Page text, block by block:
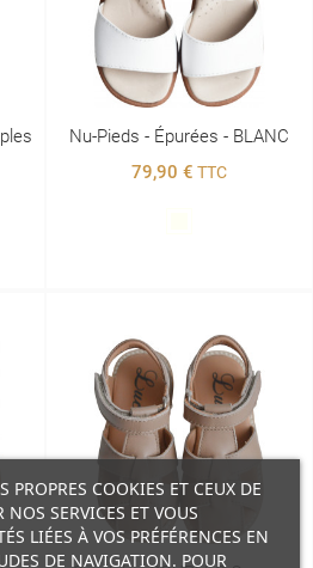
Nu-Pieds - Épurées - BLANC
79,90 € TTC
PROPRES COOKIES ET CEUX DE
SERVICES ET VOUS
LIÉES À VOS PRÉFÉRENCES EN
DE NAVIGATION. POUR